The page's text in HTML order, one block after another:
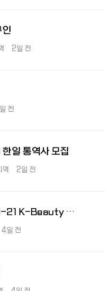
인
2일 전
전
일 통역사 모집
역 2일 전
일본 오사카 현지 10/19-21 K-Beauty Expo 수출상담회 통역사 모집
4일 전